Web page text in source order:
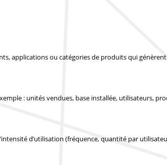
applications ou catégories de produits qui
: unités vendues, base installée, utilisateurs,
d’utilisation (fréquence, quantité par